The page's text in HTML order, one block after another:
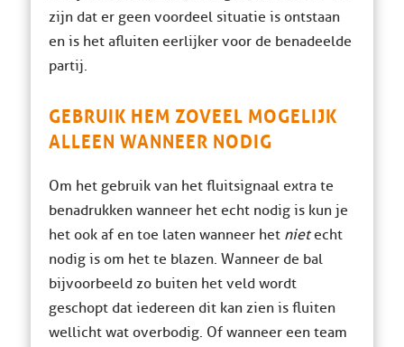
zijn dat er geen voordeel situatie is ontstaan
en is het afluiten eerlijker voor de benadeelde
partij.
GEBRUIK HEM ZOVEEL MOGELIJK
ALLEEN WANNEER NODIG
Om het gebruik van het fluitsignaal extra te
benadrukken wanneer het echt nodig is kun je
het ook af en toe laten wanneer het nietecht
nodig is om het te blazen. Wanneer de bal
bijvoorbeeld zo buiten het veld wordt
geschopt dat iedereen dit kan zien is fluiten
wellicht wat overbodig. Of wanneer een team